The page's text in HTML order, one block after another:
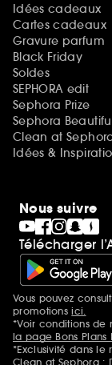
Idées cadeaux
Cartes cadeaux
Gravure parfum
Black Friday
Soldes
SEPHORA edit
Sephora Prize
Sephora
Clean at
Idées &
Nous suivre
Télécharger
Mentions
Vous pouvez
promotionsici.
*Voir conditions de
la page Bons Plans
*Exclusivité dans le
Clean at Sephora :